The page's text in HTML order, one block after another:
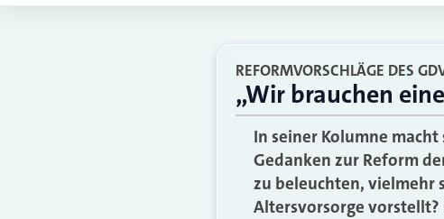
REFORMVORSCHLÄGE DES
„Wir brauchen
In seiner Kolumne
Gedanken zur Reform
zu beleuchten, vielmehr
Altersvorsorge vorstellt?